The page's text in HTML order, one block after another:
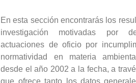
En esta sección encontrarás los
investigación motivadas por
actuaciones de oficio por
normatividad en materia
desde el año 2002 a la fecha, a
que ofrece tanto los datos